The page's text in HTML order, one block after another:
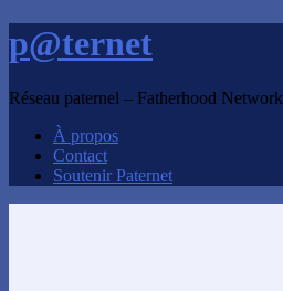
p@ternet
Réseau paternel – Fatherhood Network
À propos
Contact
Soutenir Paternet